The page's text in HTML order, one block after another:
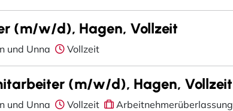
(m/w/d), Hagen, Vollzeit
und Unna Vollzeit
(m/w/d), Hagen, Vollzeit
und Unna Vollzeit Arbeitnehmerüberlassung